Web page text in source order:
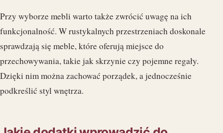
Przy wyborze mebli warto także zwrócić uwagę na ich
funkcjonalność. W rustykalnych przestrzeniach doskonale
sprawdzają się meble, które oferują miejsce do
przechowywania, takie jak skrzynie czy pojemne regały.
Dzięki nim można zachować porządek, a jednocześnie
podkreślić styl wnętrza.